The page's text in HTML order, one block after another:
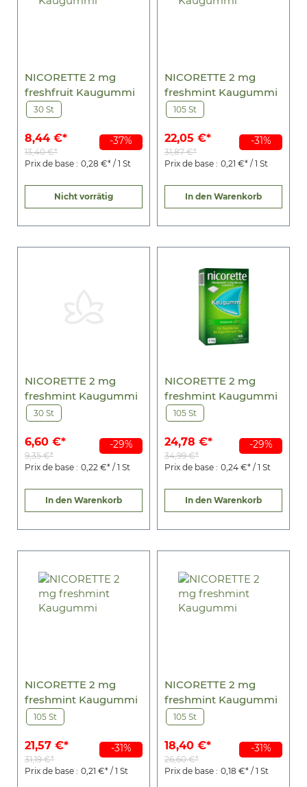
-37%
NICORETTE 2 mg
freshfruit Kaugummi
30 St
8,44 €*
13,40 €*
Prix de base : 0,28 €* / 1 St
Nicht vorrätig
-31%
NICORETTE 2 mg
freshmint Kaugummi
105 St
22,05 €*
31,87 €*
Prix de base : 0,21 €* / 1 St
In den Warenkorb
-29%
NICORETTE 2 mg
freshmint Kaugummi
30 St
6,60 €*
9,35 €*
Prix de base : 0,22 €* / 1 St
In den Warenkorb
-29%
NICORETTE 2 mg
freshmint Kaugummi
105 St
24,78 €*
34,99 €*
Prix de base : 0,24 €* / 1 St
In den Warenkorb
-31%
NICORETTE 2 mg
freshmint Kaugummi
105 St
21,57 €*
31,19 €*
Prix de base : 0,21 €* / 1 St
-31%
NICORETTE 2 mg
freshmint Kaugummi
105 St
18,40 €*
26,60 €*
Prix de base : 0,18 €* / 1 St